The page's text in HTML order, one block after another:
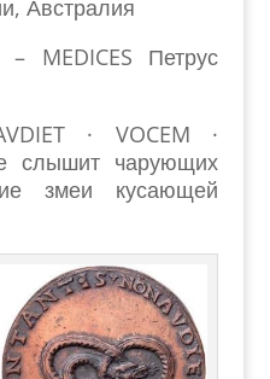
Австралия
– MEDICES Петрус
· VOCEM ·
слышит чарующих
змеи кусающей